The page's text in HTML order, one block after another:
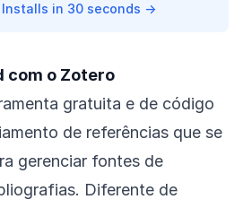
in 30 seconds →
com o Zotero
gratuita e de código
de referências que se
gerenciar fontes de
Diferente de